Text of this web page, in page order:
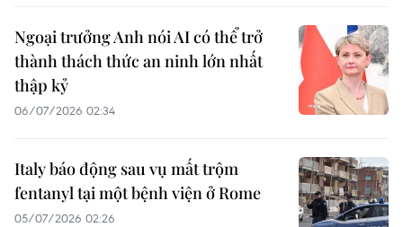
Ngoại trưởng Anh nói AI có thể trở
thành thách thức an ninh lớn nhất
thập kỷ
06/07/2026 02:34
Italy báo động sau vụ mất trộm
fentanyl tại một bệnh viện ở Rome
05/07/2026 02:26